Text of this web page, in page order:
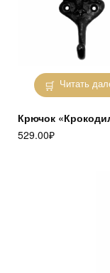
Читать
Крючок
529.00₽